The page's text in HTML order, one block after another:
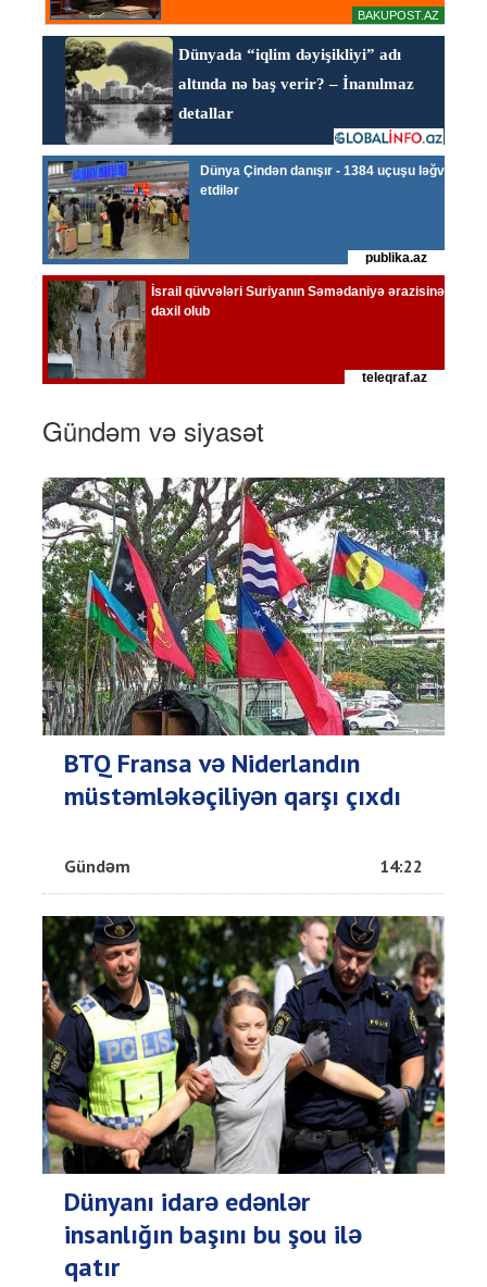
Gündəm və siyasət
BTQ Fransa və Niderlandın
müstəmləkəçiliyən qarşı çıxdı
Gündəm 14:22
Dünyanı idarə edənlər
insanlığın başını bu şou ilə
qatır